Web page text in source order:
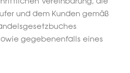
und dem Kunden gemäß
gegebenenfalls eines